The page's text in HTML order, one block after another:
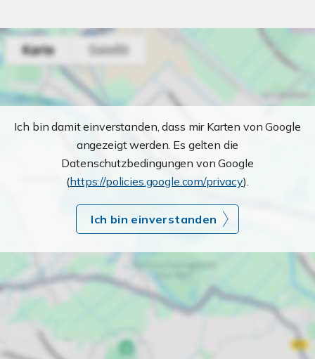
Ich bin damit einverstanden, dass mir Karten von Google
angezeigt werden. Es gelten die
Datenschutzbedingungen von Google
(https://policies.google.com/privacy).
Ich bin einverstanden